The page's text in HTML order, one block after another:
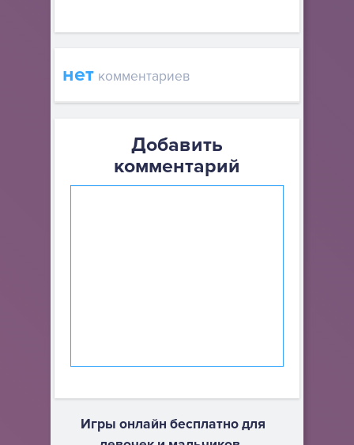
нет комментариев
Добавить
комментарий
Игры онлайн бесплатно для